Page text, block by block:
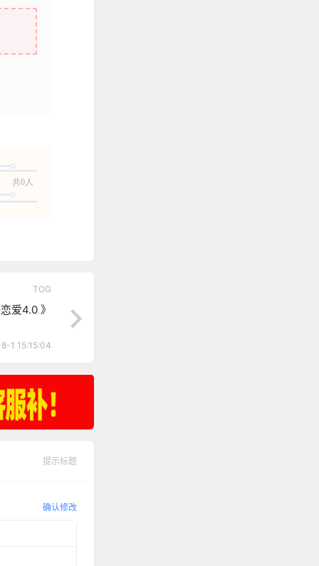
共0人
TOG
爱4.0 》
1 15:15:04
提示标题
确认修改